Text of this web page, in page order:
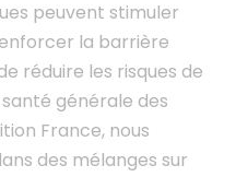
peuvent stimuler
la barrière
réduire les risques de
générale des
France, nous
des mélanges sur